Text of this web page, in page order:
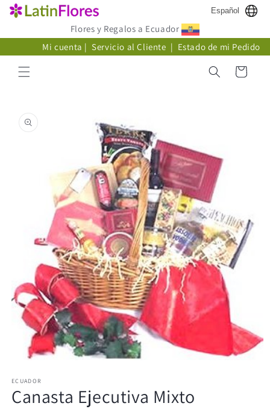
directamente
Español
Flores y Regalos a Ecuador
Mi cuenta | Servicio al Cliente | Estado de mi Pedido
Carrito
información
multimedia
1
en
ECUADOR
Canasta Ejecutiva Mixto